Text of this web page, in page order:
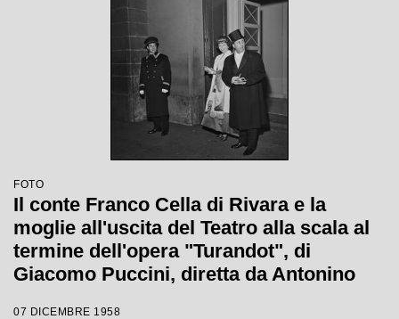
FOTO
Il conte Franco Cella di Rivara e la
moglie all'uscita del Teatro alla scala al
termine dell'opera "Turandot", di
Giacomo Puccini, diretta da Antonino
07 DICEMBRE 1958